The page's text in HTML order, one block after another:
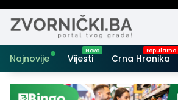
Najnovije Vijesti Crna Hronika